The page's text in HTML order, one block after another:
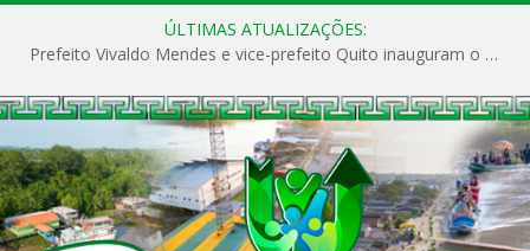
ÚLTIMAS ATUALIZAÇÕES:
Prefeito Vivaldo Mendes e vice-prefeito Quito inauguram o CAPS e fortalecem a saúde pública em Anajás.